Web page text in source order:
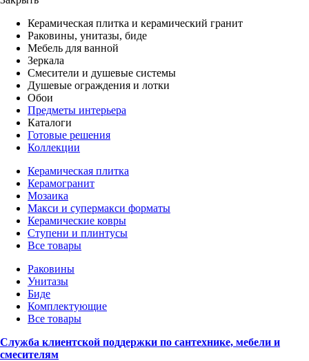
Керамическая плитка и керамический гранит
Раковины, унитазы, биде
Мебель для ванной
Зеркала
Смесители и душевые системы
Душевые ограждения и лотки
Обои
Предметы интерьера
Каталоги
Готовые решения
Коллекции
Керамическая плитка
Керамогранит
Мозаика
Макси и супермакси форматы
Керамические ковры
Ступени и плинтусы
Все товары
Раковины
Унитазы
Биде
Комплектующие
Все товары
Служба клиентской поддержки по сантехнике, мебели и
смесителям